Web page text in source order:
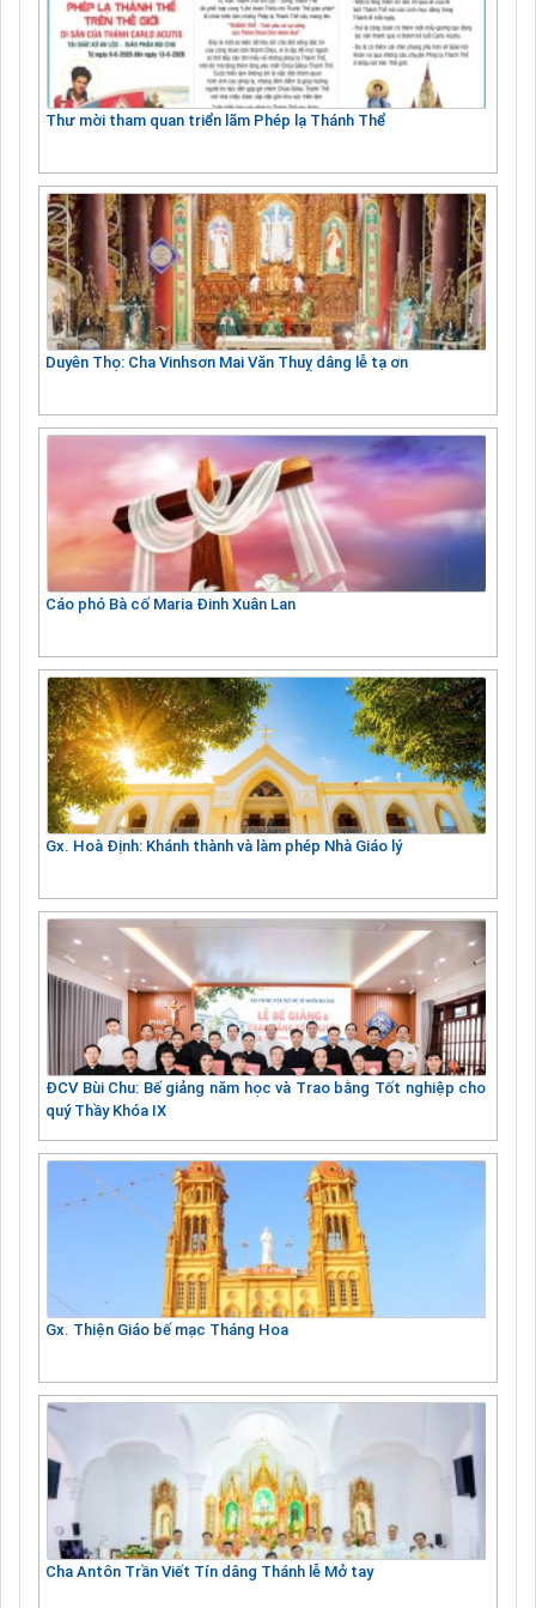
Thư mời tham quan triển lãm Phép lạ Thánh Thể
Duyên Thọ: Cha Vinhsơn Mai Văn Thuỵ dâng lễ tạ ơn
Cáo phó Bà cố Maria Đinh Xuân Lan
Gx. Hoà Định: Khánh thành và làm phép Nhà Giáo lý
ĐCV Bùi Chu: Bế giảng năm học và Trao bằng Tốt nghiệp cho
quý Thầy Khóa IX
Gx. Thiện Giáo bế mạc Tháng Hoa
Cha Antôn Trần Viết Tín dâng Thánh lễ Mở tay